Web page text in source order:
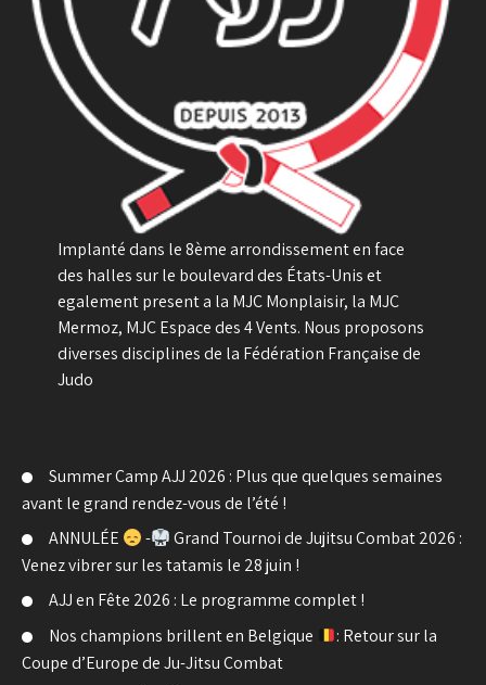
Implanté dans le 8ème arrondissement en face
des halles sur le boulevard des États-Unis et
egalement present a la MJC Monplaisir, la MJC
Mermoz, MJC Espace des 4 Vents. Nous proposons
diverses disciplines de la Fédération Française de
Judo
Summer Camp AJJ 2026 : Plus que quelques semaines
avant le grand rendez-vous de l’été !
ANNULÉE
-
Grand Tournoi de Jujitsu Combat 2026 :
Venez vibrer sur les tatamis le 28 juin !
AJJ en Fête 2026 : Le programme complet !
Nos champions brillent en Belgique
: Retour sur la
Coupe d’Europe de Ju-Jitsu Combat